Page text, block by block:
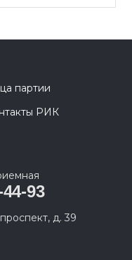
партии
РИК
93
д. 39